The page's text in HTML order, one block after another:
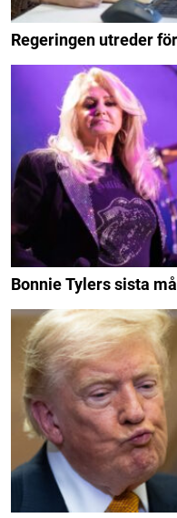
Regeringen utreder
Bonnie Tylers sista